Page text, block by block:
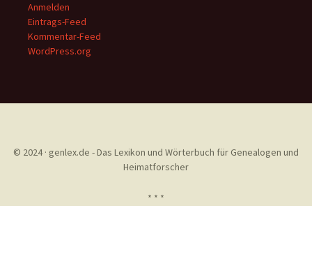
Anmelden
Eintrags-Feed
Kommentar-Feed
WordPress.org
© 2024 · genlex.de - Das Lexikon und Wörterbuch für Genealogen und
Heimatforscher
* * *